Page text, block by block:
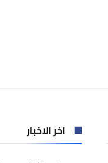
اخر الاخبار